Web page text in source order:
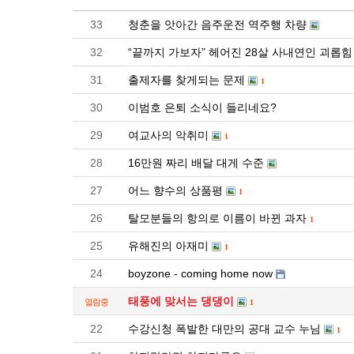
33 청춘을 앗아간 음주운전 역주행 차량
32 “끝까지 가보자” 헤어진 28살 사내연인 괴롭
31 출제자를 찾게되는 문제 1
30 이범호 은퇴 소식이 들리네요?
29 여교사의 악취미 1
28 16만원 짜리 배달 대게 수준
27 어느 향수의 상품평 1
26 탈모분들의 항의로 이름이 바뀐 과자 1
25 유해진의 아재미 1
24 boyzone - coming home now
열람중 태풍에 맞서는 댕댕이 1
22 수강신청 폭발한 대만의 공대 교수 누님 1